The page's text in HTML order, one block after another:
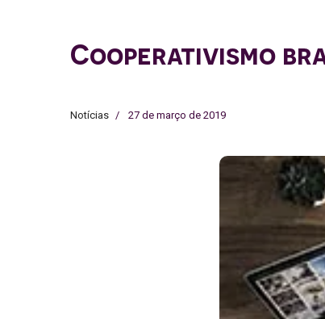
Cooperativismo
Notícias 27 de março de 2019